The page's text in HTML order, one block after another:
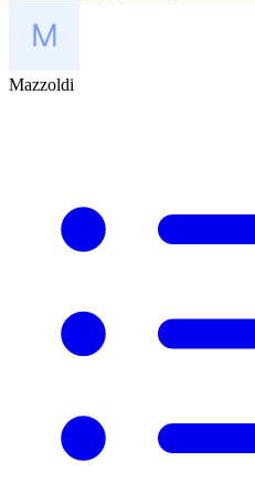
Mazzoldi